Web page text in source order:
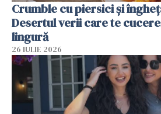
Crumble cu piersici și
Desertul verii care te
lingură
26 IULIE 2026